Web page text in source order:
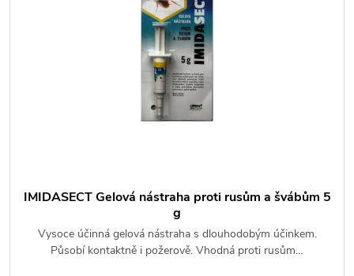
IMIDASECT Gelová nástraha proti rusům a švábům 5
g
Vysoce účinná gelová nástraha s dlouhodobým účinkem.
Působí kontaktně i požerově. Vhodná proti rusům…